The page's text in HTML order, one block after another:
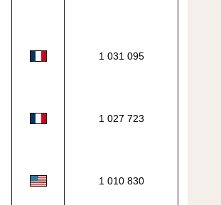
1 031 095
1 027 723
1 010 830